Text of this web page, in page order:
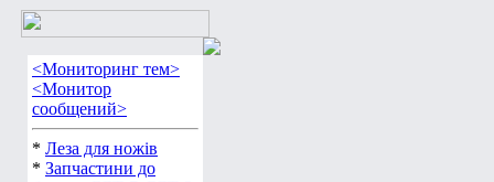
<Мониторинг тем>
<Монитор
сообщений>
* Леза для ножів
* Запчастини до